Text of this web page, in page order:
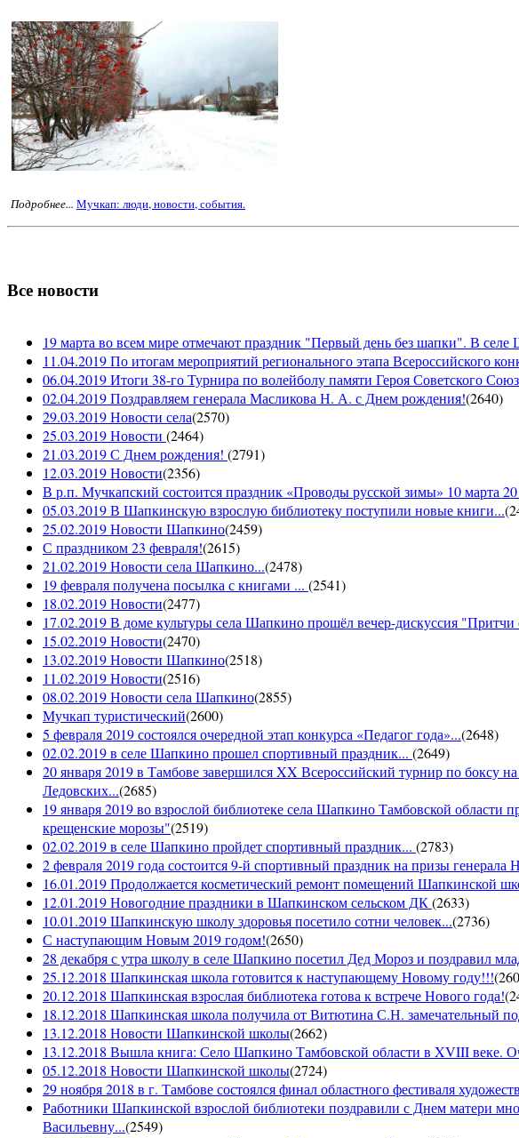
Подробнее... Мучкап: люди, новости, события.
Все новости
19 марта во всем мире отмечают праздник "Первый день без шапки". В
11.04.2019 По итогам мероприятий регионального этапа Всероссийского
06.04.2019 Итоги 38-го Турнира по волейболу памяти Героя Советского
02.04.2019 Поздравляем генерала Масликова Н. А. с Днем рождения!(2640)
29.03.2019 Новости села(2570)
25.03.2019 Новости (2464)
21.03.2019 С Днем рождения! (2791)
12.03.2019 Новости(2356)
В р.п. Мучкапский состоится праздник «Проводы русской зимы» 10 марта
05.03.2019 В Шапкинскую взрослую библиотеку поступили новые книги...(
25.02.2019 Новости Шапкино(2459)
С праздником 23 февраля!(2615)
21.02.2019 Новости села Шапкино...(2478)
19 февраля получена посылка с книгами ... (2541)
18.02.2019 Новости(2477)
17.02.2019 В доме культуры села Шапкино прошёл вечер-дискуссия "Притчи
15.02.2019 Новости(2470)
13.02.2019 Новости Шапкино(2518)
11.02.2019 Новости(2516)
08.02.2019 Новости села Шапкино(2855)
Мучкап туристический(2600)
5 февраля 2019 состоялся очередной этап конкурса «Педагог года»...(2648)
02.02.2019 в селе Шапкино прошел спортивный праздник... (2649)
20 января 2019 в Тамбове завершился XX Всероссийский турнир по боксу
Ледовских...(2685)
19 января 2019 во взрослой библиотеке села Шапкино Тамбовской
крещенские морозы"(2519)
02.02.2019 в селе Шапкино пройдет спортивный праздник... (2783)
2 февраля 2019 года состоится 9-й спортивный праздник на призы
16.01.2019 Продолжается косметический ремонт помещений Шапкинской
12.01.2019 Новогодние праздники в Шапкинском сельском ДК(2633)
10.01.2019 Шапкинскую школу здоровья посетило сотни человек...(2736)
С наступающим Новым 2019 годом!(2650)
28 декабря с утра школу в селе Шапкино посетил Дед Мороз и поздравил
25.12.2018 Шапкинская школа готовится к наступающему Новому году!!!(
20.12.2018 Шапкинская взрослая библиотека готова к встрече Нового года!(
18.12.2018 Шапкинская школа получила от Витютина С.Н. замечательный
13.12.2018 Новости Шапкинской школы(2662)
13.12.2018 Вышла книга: Село Шапкино Тамбовской области в XVIII веке.
05.12.2018 Новости Шапкинской школы(2724)
29 ноября 2018 в г. Тамбове состоялся финал областного фестиваля
Работники Шапкинской взрослой библиотеки поздравили с Днем матери
Васильевну...(2549)